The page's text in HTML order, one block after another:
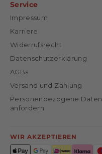
Service
Impressum
Karriere
Widerrufsrecht
Datenschutzerklärung
AGBs
Versand und Zahlung
Personenbezogene Daten
anfordern
WIR AKZEPTIEREN